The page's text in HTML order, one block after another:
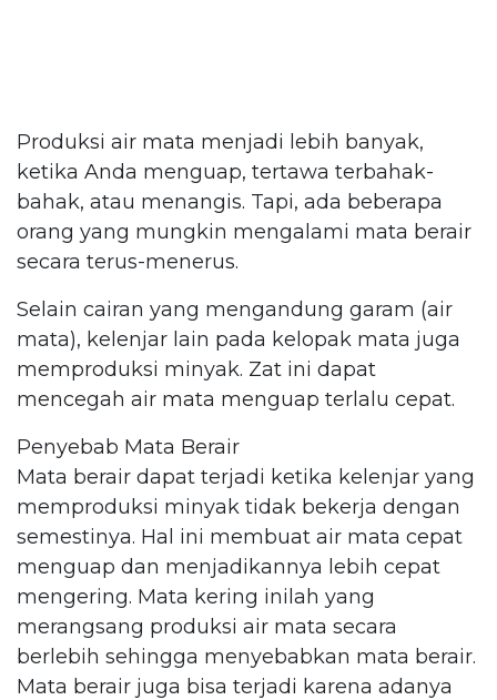
Produksi air mata menjadi lebih banyak,
ketika Anda menguap, tertawa terbahak-
bahak, atau menangis. Tapi, ada beberapa
orang yang mungkin mengalami mata berair
secara terus-menerus.
Selain cairan yang mengandung garam (air
mata), kelenjar lain pada kelopak mata juga
memproduksi minyak. Zat ini dapat
mencegah air mata menguap terlalu cepat.
Penyebab Mata Berair
Mata berair dapat terjadi ketika kelenjar yang
memproduksi minyak tidak bekerja dengan
semestinya. Hal ini membuat air mata cepat
menguap dan menjadikannya lebih cepat
mengering. Mata kering inilah yang
merangsang produksi air mata secara
berlebih sehingga menyebabkan mata berair.
Mata berair juga bisa terjadi karena adanya